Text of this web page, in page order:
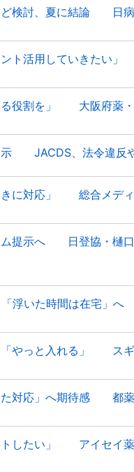
ど検討、夏に結論 日病
ント活用していきたい
る役割を」 大阪府薬・
示 JACDS、法令違反
きに対応」 総合メデ
提示へ 日登協・樋口
「浮いた時間は在宅」
「やっと入れる」 ス
た対応」へ期待感 都
トしたい」 アイセイ